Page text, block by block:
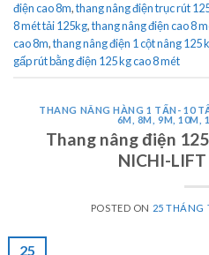
điện cao 8m,thang nâng điện trục rút
8 mét tải 125kg,thang nâng điện cao 8
cao 8m,thang nâng điện 1 cột nâng 125
gấp rút bằng điện 125 kg cao 8 mét
THANG NÂNG HÀNG 1 TẤN- 10
6M, 8M, 9M, 10M,
Thang nâng điện
NICHI-
POSTED ON 25 THÁNG
25